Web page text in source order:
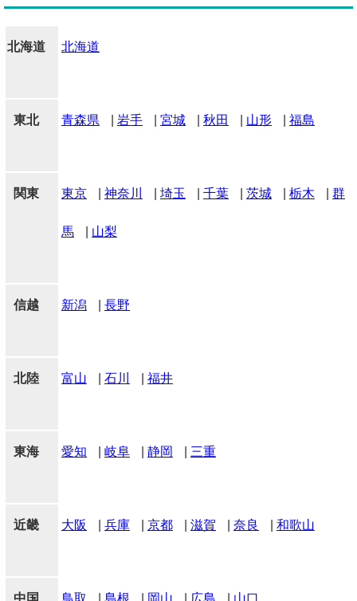
北海道 北海道
東北 青森県 岩手 宮城 秋田 山形 福島
関東 東京 神奈川 埼玉 千葉 茨城 栃木 群
馬 山梨
信越 新潟 長野
北陸 富山 石川 福井
東海 愛知 岐阜 静岡 三重
近畿 大阪 兵庫 京都 滋賀 奈良 和歌山
中国 鳥取 島根 岡山 広島 山口